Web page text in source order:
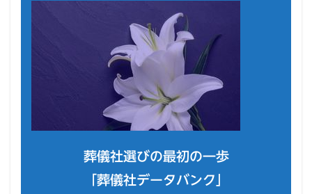
葬儀社選びの最初の一歩
「葬儀社データバンク」